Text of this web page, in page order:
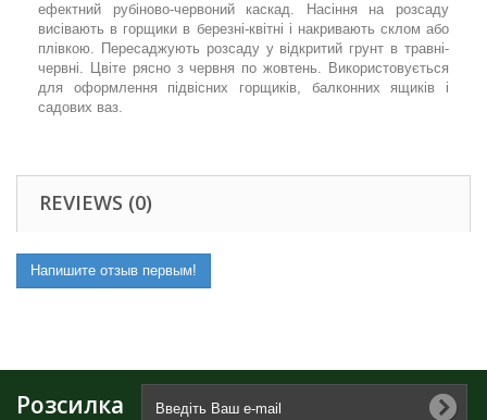
ефектний рубіново-червоний каскад. Насіння на розсаду
висівають в горщики в березні-квітні і накривають склом або
плівкою. Пересаджують розсаду у відкритий грунт в травні-
червні. Цвіте рясно з червня по жовтень. Використовується
для оформлення підвісних горщиків, балконних ящиків і
садових ваз.
REVIEWS (0)
Напишите отзыв первым!
Розсилка